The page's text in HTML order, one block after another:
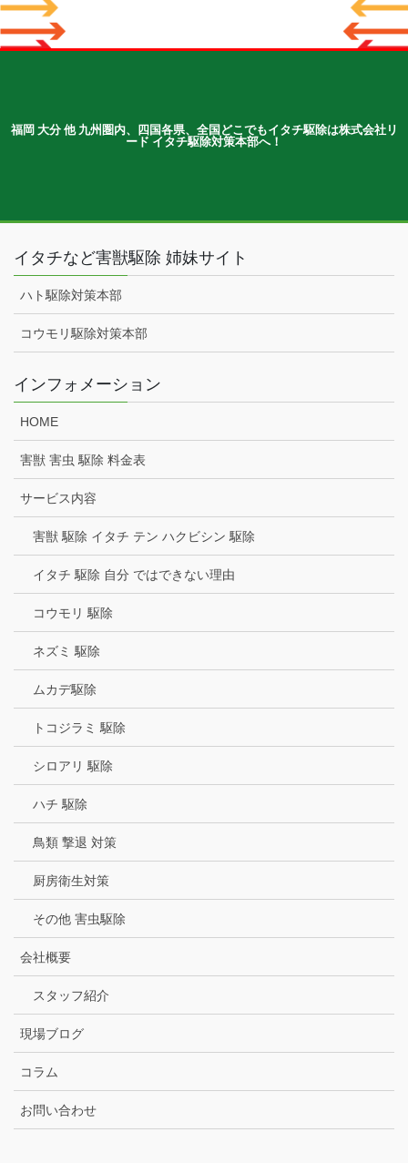
福岡 大分 他 九州圏内、四国各県、全国どこでもイタチ駆除は株式会社リ
ード イタチ駆除対策本部へ！
イタチなど害獣駆除 姉妹サイト
ハト駆除対策本部
コウモリ駆除対策本部
インフォメーション
HOME
害獣 害虫 駆除 料金表
サービス内容
害獣 駆除 イタチ テン ハクビシン 駆除
イタチ 駆除 自分 ではできない理由
コウモリ 駆除
ネズミ 駆除
ムカデ駆除
トコジラミ 駆除
シロアリ 駆除
ハチ 駆除
鳥類 撃退 対策
厨房衛生対策
その他 害虫駆除
会社概要
スタッフ紹介
現場ブログ
コラム
お問い合わせ